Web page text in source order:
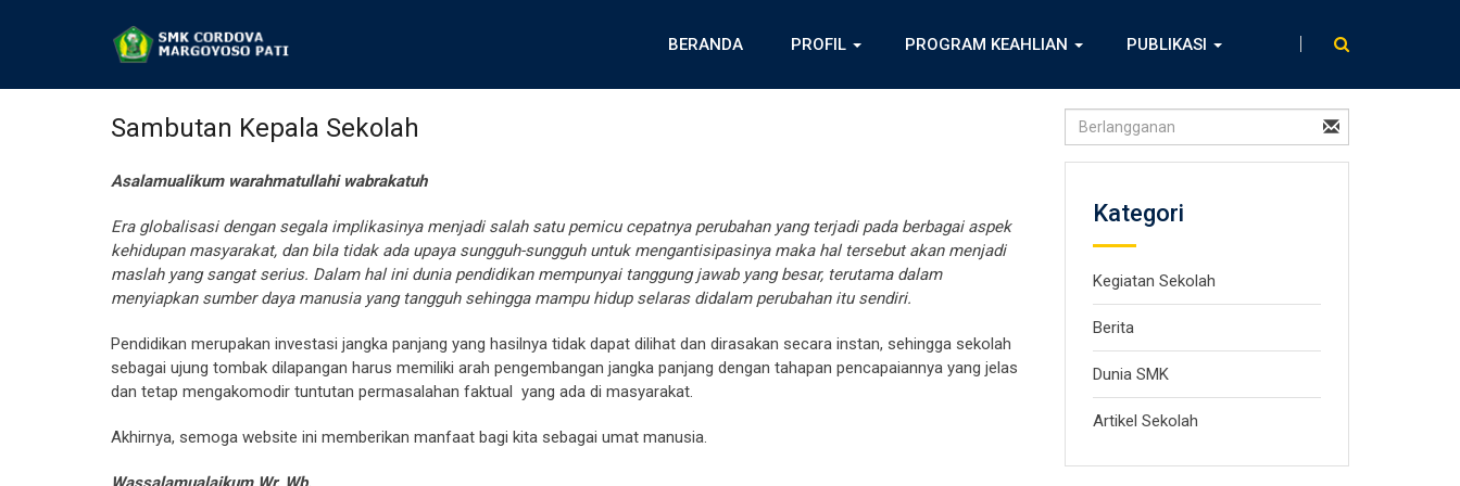
BERANDA PROFIL PROGRAM KEAHLIAN PUBLIKASI
Sambutan Kepala Sekolah
Asalamualikum warahmatullahi wabrakatuh
Era globalisasi dengan segala implikasinya menjadi salah satu pemicu cepatnya perubahan yang terjadi pada berbagai aspek
kehidupan masyarakat, dan bila tidak ada upaya sungguh-sungguh untuk mengantisipasinya maka hal tersebut akan menjadi
maslah yang sangat serius. Dalam hal ini dunia pendidikan mempunyai tanggung jawab yang besar, terutama dalam
menyiapkan sumber daya manusia yang tangguh sehingga mampu hidup selaras didalam perubahan itu sendiri.
Pendidikan merupakan investasi jangka panjang yang hasilnya tidak dapat dilihat dan dirasakan secara instan, sehingga sekolah
sebagai ujung tombak dilapangan harus memiliki arah pengembangan jangka panjang dengan tahapan pencapaiannya yang jelas
dan tetap mengakomodir tuntutan permasalahan faktual yang ada di masyarakat.
Akhirnya, semoga website ini memberikan manfaat bagi kita sebagai umat manusia.
Kategori
Kegiatan Sekolah
Berita
Dunia SMK
Artikel Sekolah